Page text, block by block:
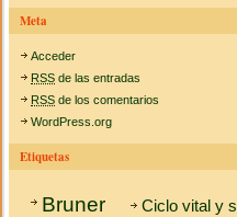
Meta
Acceder
RSS de las entradas
RSS de los comentarios
WordPress.org
Etiquetas
Bruner Ciclo vital y